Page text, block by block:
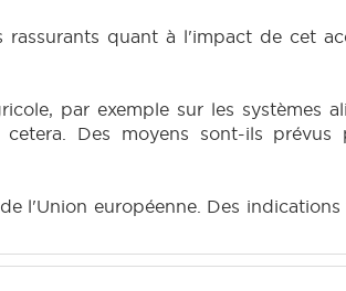
rassurants quant à l'impact de cet
par exemple sur les systèmes
Des moyens sont-ils prévus
l'Union européenne. Des indications